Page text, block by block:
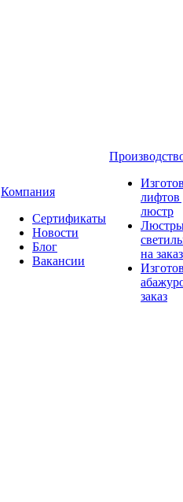
Компания
Сертификаты
Новости
Блог
Вакансии
лифтов
люстр
на заказ
заказ